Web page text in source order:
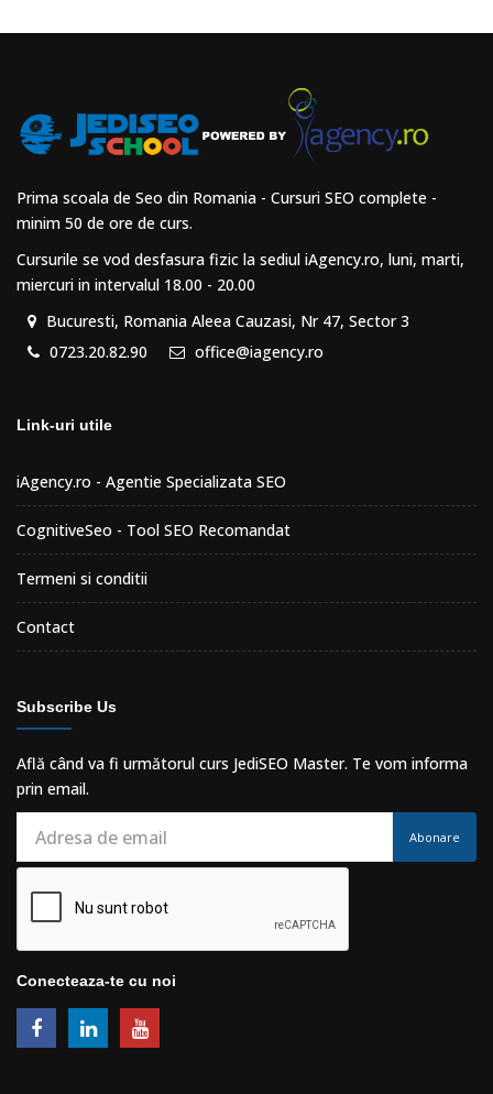
Prima scoala de Seo din Romania - Cursuri SEO complete -
minim 50 de ore de curs.
Cursurile se vod desfasura fizic la sediul iAgency.ro, luni, marti,
miercuri in intervalul 18.00 - 20.00
Bucuresti, Romania Aleea Cauzasi, Nr 47, Sector 3
0723.20.82.90
office@iagency.ro
Link-uri utile
iAgency.ro - Agentie Specializata SEO
CognitiveSeo - Tool SEO Recomandat
Termeni si conditii
Contact
Subscribe Us
Află când va fi următorul curs JediSEO Master. Te vom informa
prin email.
Abonare
Conecteaza-te cu noi